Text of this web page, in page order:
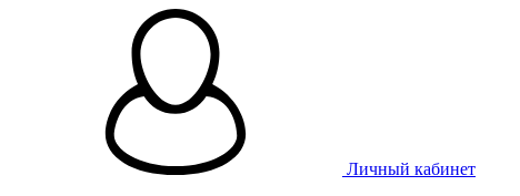
Личный кабинет